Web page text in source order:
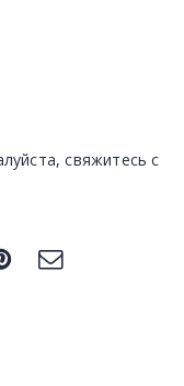
свяжитесь с